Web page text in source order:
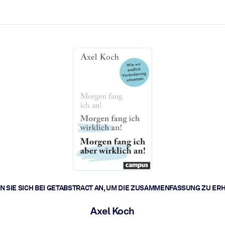
zu lösen und schneller zu handeln.
SIE SICH BEI GETABSTRACT AN, UM DIE ZUSAMMENFASSUNG ZU
Axel Koch